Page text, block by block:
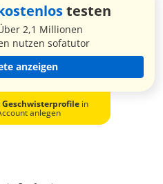
testen
2,1 Millionen
nutzen sofatutor
anzeigen
Geschwisterprofilein
anlegen